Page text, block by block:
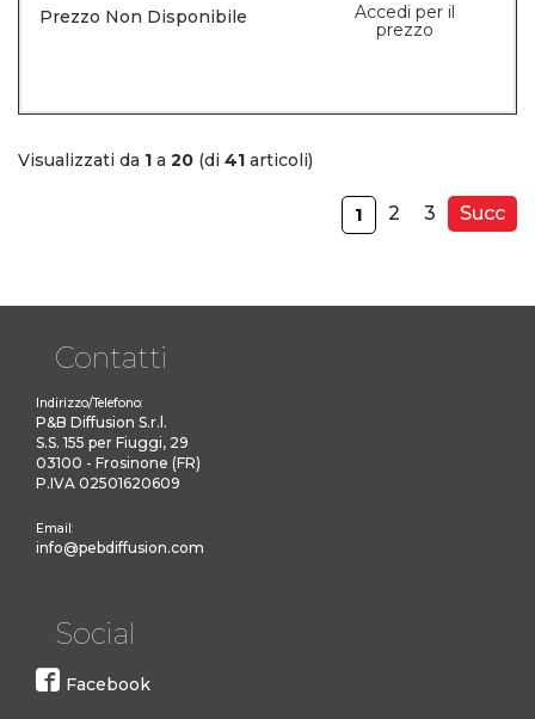
Prezzo Non Disponibile
Accedi per il
prezzo
Visualizzati da 1 a 20 (di 41 articoli)
1 2 3 Succ
Contatti
Indirizzo/Telefono:
P&B Diffusion S.r.l.
S.S. 155 per Fiuggi, 29
03100 - Frosinone (FR)
P.IVA 02501620609
Email:
info@pebdiffusion.com
Social
Facebook